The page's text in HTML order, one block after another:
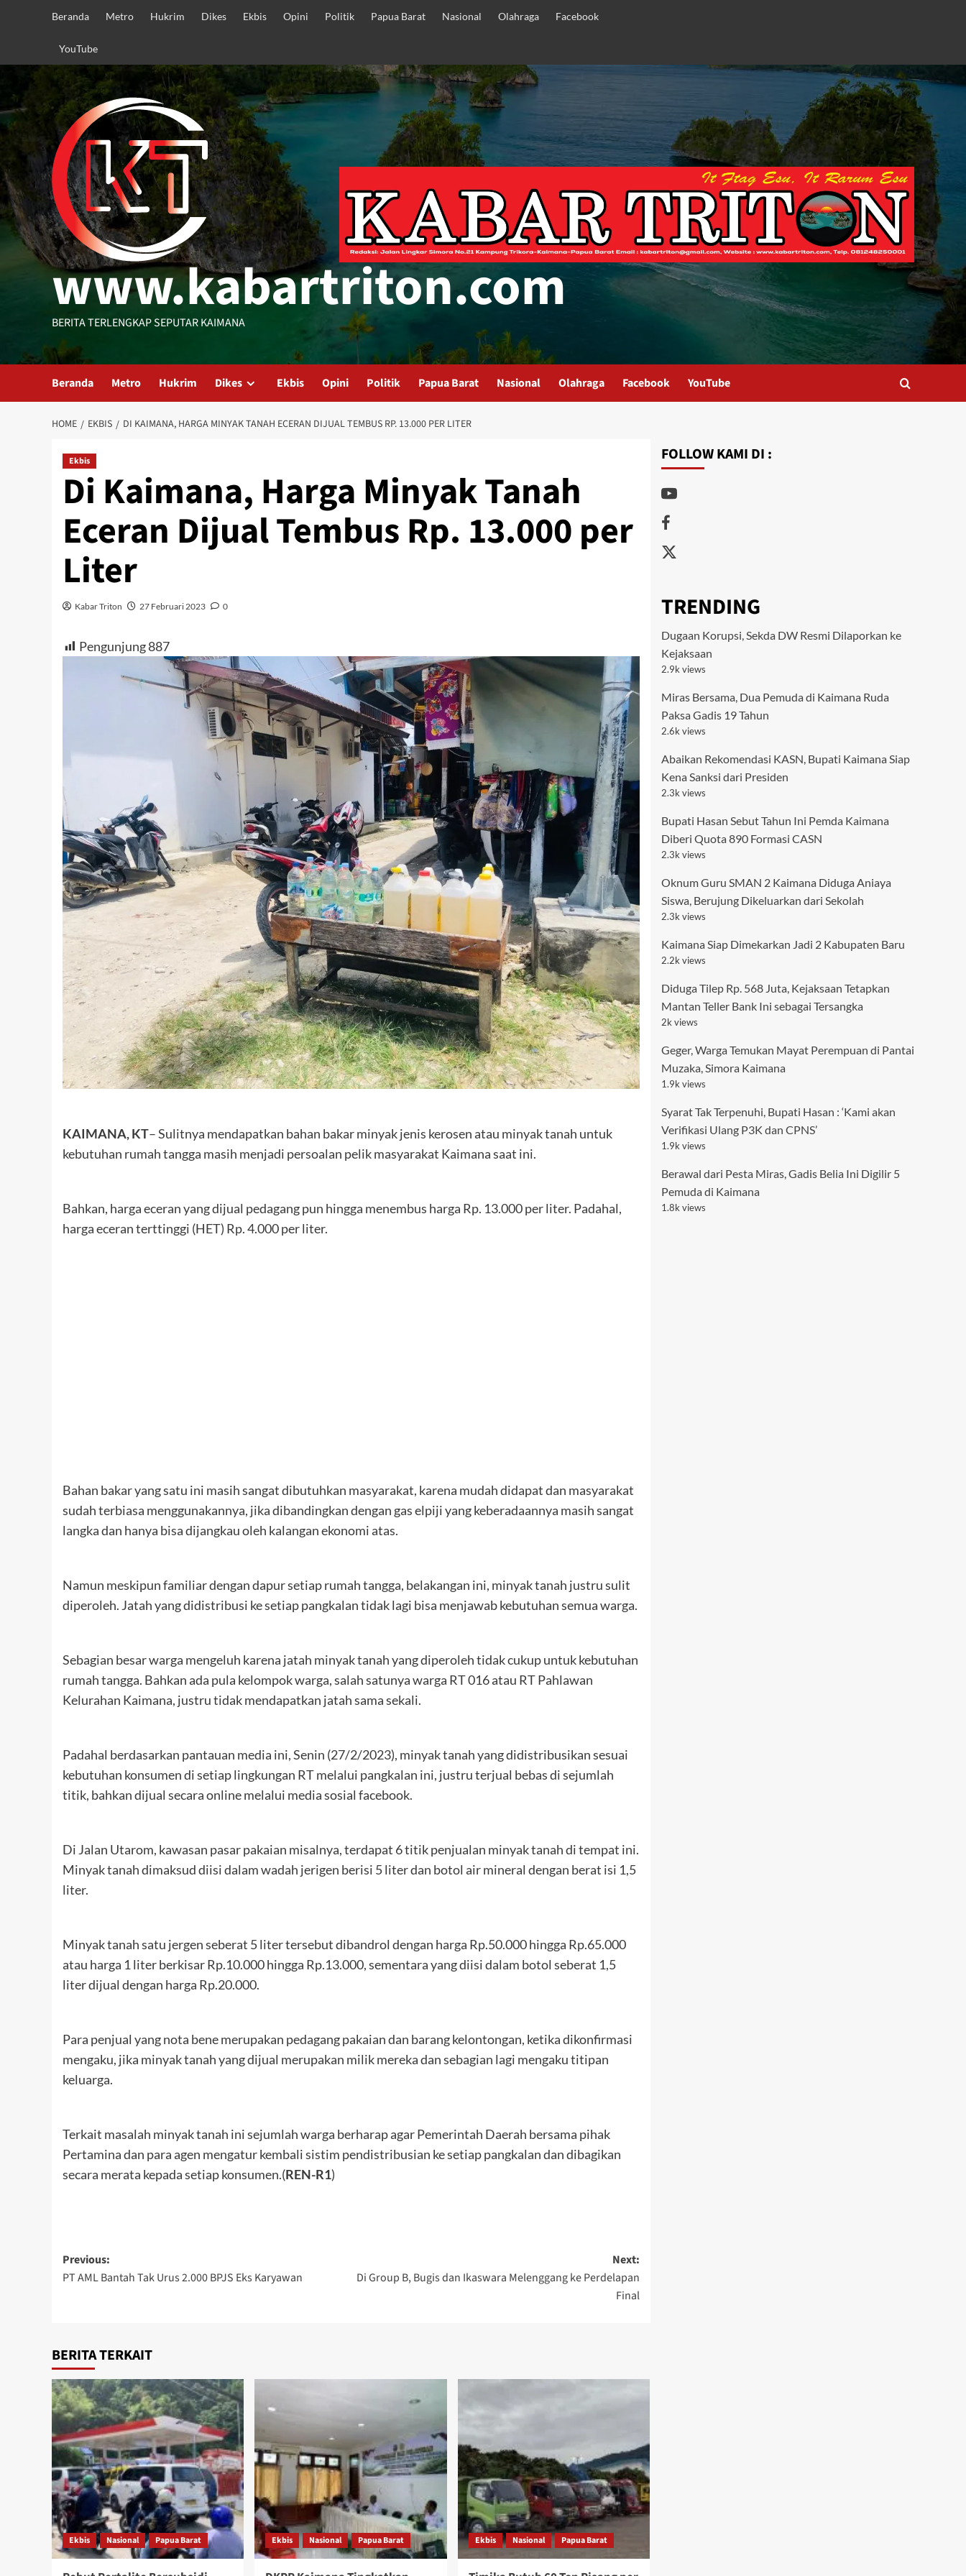
Beranda Metro Hukrim Dikes Ekbis Opini Politik Papua Barat Nasional Olahraga Facebook
YouTube
www.kabartriton.com
BERITA TERLENGKAP SEPUTAR KAIMANA
Beranda Metro Hukrim Dikes Ekbis Opini Politik Papua Barat Nasional Olahraga Facebook YouTube
HOME EKBIS DI KAIMANA, HARGA MINYAK TANAH ECERAN DIJUAL TEMBUS RP. 13.000 PER LITER
Ekbis
Di Kaimana, Harga Minyak Tanah
Eceran Dijual Tembus Rp. 13.000 per
Liter
Kabar Triton 27 Februari 2023 0
Pengunjung887
KAIMANA, KT– Sulitnya mendapatkan bahan bakar minyak jenis kerosen atau minyak tanah untuk
kebutuhan rumah tangga masih menjadi persoalan pelik masyarakat Kaimana saat ini.
Bahkan, harga eceran yang dijual pedagang pun hingga menembus harga Rp. 13.000 per liter. Padahal,
harga eceran terttinggi (HET) Rp. 4.000 per liter.
Bahan bakar yang satu ini masih sangat dibutuhkan masyarakat, karena mudah didapat dan masyarakat
sudah terbiasa menggunakannya, jika dibandingkan dengan gas elpiji yang keberadaannya masih sangat
langka dan hanya bisa dijangkau oleh kalangan ekonomi atas.
Namun meskipun familiar dengan dapur setiap rumah tangga, belakangan ini, minyak tanah justru sulit
diperoleh. Jatah yang didistribusi ke setiap pangkalan tidak lagi bisa menjawab kebutuhan semua warga.
Sebagian besar warga mengeluh karena jatah minyak tanah yang diperoleh tidak cukup untuk kebutuhan
rumah tangga. Bahkan ada pula kelompok warga, salah satunya warga RT 016 atau RT Pahlawan
Kelurahan Kaimana, justru tidak mendapatkan jatah sama sekali.
Padahal berdasarkan pantauan media ini, Senin (27/2/2023), minyak tanah yang didistribusikan sesuai
kebutuhan konsumen di setiap lingkungan RT melalui pangkalan ini, justru terjual bebas di sejumlah
titik, bahkan dijual secara online melalui media sosial facebook.
Di Jalan Utarom, kawasan pasar pakaian misalnya, terdapat 6 titik penjualan minyak tanah di tempat ini.
Minyak tanah dimaksud diisi dalam wadah jerigen berisi 5 liter dan botol air mineral dengan berat isi 1,5
liter.
Minyak tanah satu jergen seberat 5 liter tersebut dibandrol dengan harga Rp.50.000 hingga Rp.65.000
atau harga 1 liter berkisar Rp.10.000 hingga Rp.13.000, sementara yang diisi dalam botol seberat 1,5
liter dijual dengan harga Rp.20.000.
Para penjual yang nota bene merupakan pedagang pakaian dan barang kelontongan, ketika dikonfirmasi
mengaku, jika minyak tanah yang dijual merupakan milik mereka dan sebagian lagi mengaku titipan
keluarga.
Terkait masalah minyak tanah ini sejumlah warga berharap agar Pemerintah Daerah bersama pihak
Pertamina dan para agen mengatur kembali sistim pendistribusian ke setiap pangkalan dan dibagikan
secara merata kepada setiap konsumen.(REN-R1)
Post
navigation
Previous:
PT AML Bantah Tak Urus 2.000 BPJS Eks Karyawan
Next:
Di Group B, Bugis dan Ikaswara Melenggang ke Perdelapan
Final
BERITA TERKAIT
Ekbis Nasional Papua Barat Ekbis Nasional Papua Barat Ekbis Nasional Papua Barat
FOLLOW KAMI DI :
Youtube
Facebook
Twitter
TRENDING
Dugaan Korupsi, Sekda DW Resmi Dilaporkan ke
Kejaksaan
2.9k views
Miras Bersama, Dua Pemuda di Kaimana Ruda
Paksa Gadis 19 Tahun
2.6k views
Abaikan Rekomendasi KASN, Bupati Kaimana Siap
Kena Sanksi dari Presiden
2.3k views
Bupati Hasan Sebut Tahun Ini Pemda Kaimana
Diberi Quota 890 Formasi CASN
2.3k views
Oknum Guru SMAN 2 Kaimana Diduga Aniaya
Siswa, Berujung Dikeluarkan dari Sekolah
2.3k views
Kaimana Siap Dimekarkan Jadi 2 Kabupaten Baru
2.2k views
Diduga Tilep Rp. 568 Juta, Kejaksaan Tetapkan
Mantan Teller Bank Ini sebagai Tersangka
2k views
Geger, Warga Temukan Mayat Perempuan di Pantai
Muzaka, Simora Kaimana
1.9k views
Syarat Tak Terpenuhi, Bupati Hasan : ‘Kami akan
Verifikasi Ulang P3K dan CPNS’
1.9k views
Berawal dari Pesta Miras, Gadis Belia Ini Digilir 5
Pemuda di Kaimana
1.8k views